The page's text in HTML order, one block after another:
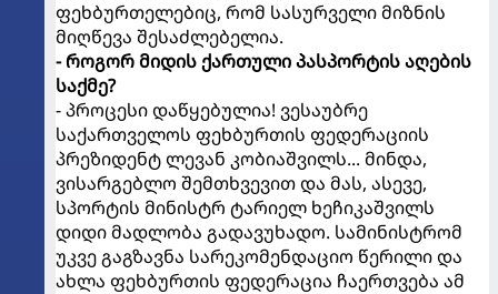
ფეხბურთელებიც, რომ სასურველი მიზნის
მიღწევა შესაძლებელია.
- როგორ მიდის ქართული პასპორტის აღების
საქმე?
- პროცესი დაწყებულია! ვესაუბრე
საქართველოს ფეხბურთის ფედერაციის
პრეზიდენტ ლევან კობიაშვილს... მინდა,
ვისარგებლო შემთხვევით და მას, ასევე,
სპორტის მინისტრ ტარიელ ხეჩიკაშვილს
დიდი მადლობა გადავუხადო. სამინისტრომ
უკვე გაგზავნა სარეკომენდაციო წერილი და
ახლა ფეხბურთის ფედერაცია ჩაერთვება ამ